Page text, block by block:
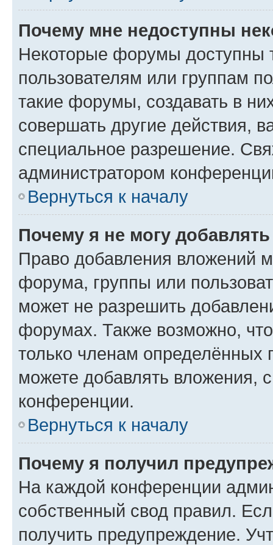
Почему мне недоступны
Некоторые форумы доступны
пользователям или группам
такие форумы, создавать в
совершать другие действия,
специальное разрешение.
администратором
Вернуться к началу
Почему я не могу
Право добавления вложений
форума, группы или
может не разрешить
форумах. Также возможно,
только членам определённых
можете добавлять вложения,
конференции.
Вернуться к началу
Почему я получил
На каждой конференции
собственный свод правил.
получить предупреждение.